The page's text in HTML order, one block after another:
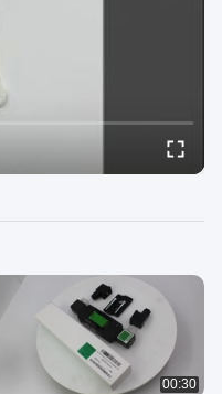
00:30